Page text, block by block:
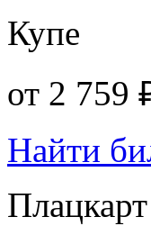
Купе
от 2 759
Найти
Плацкарт